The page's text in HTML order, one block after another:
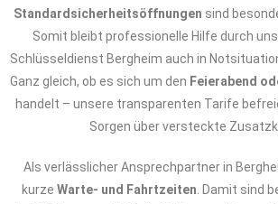
Standardsicherheitsöffnungen sind
Somit bleibt professionelle Hilfe durch
Schlüsseldienst Bergheim auch in
Ganz gleich, ob es sich um den Feierabend
handelt – unsere transparenten Tarife
Sorgen über versteckte
Als verlässlicher Ansprechpartner in
kurze Warte- und Fahrtzeiten . Damit sind